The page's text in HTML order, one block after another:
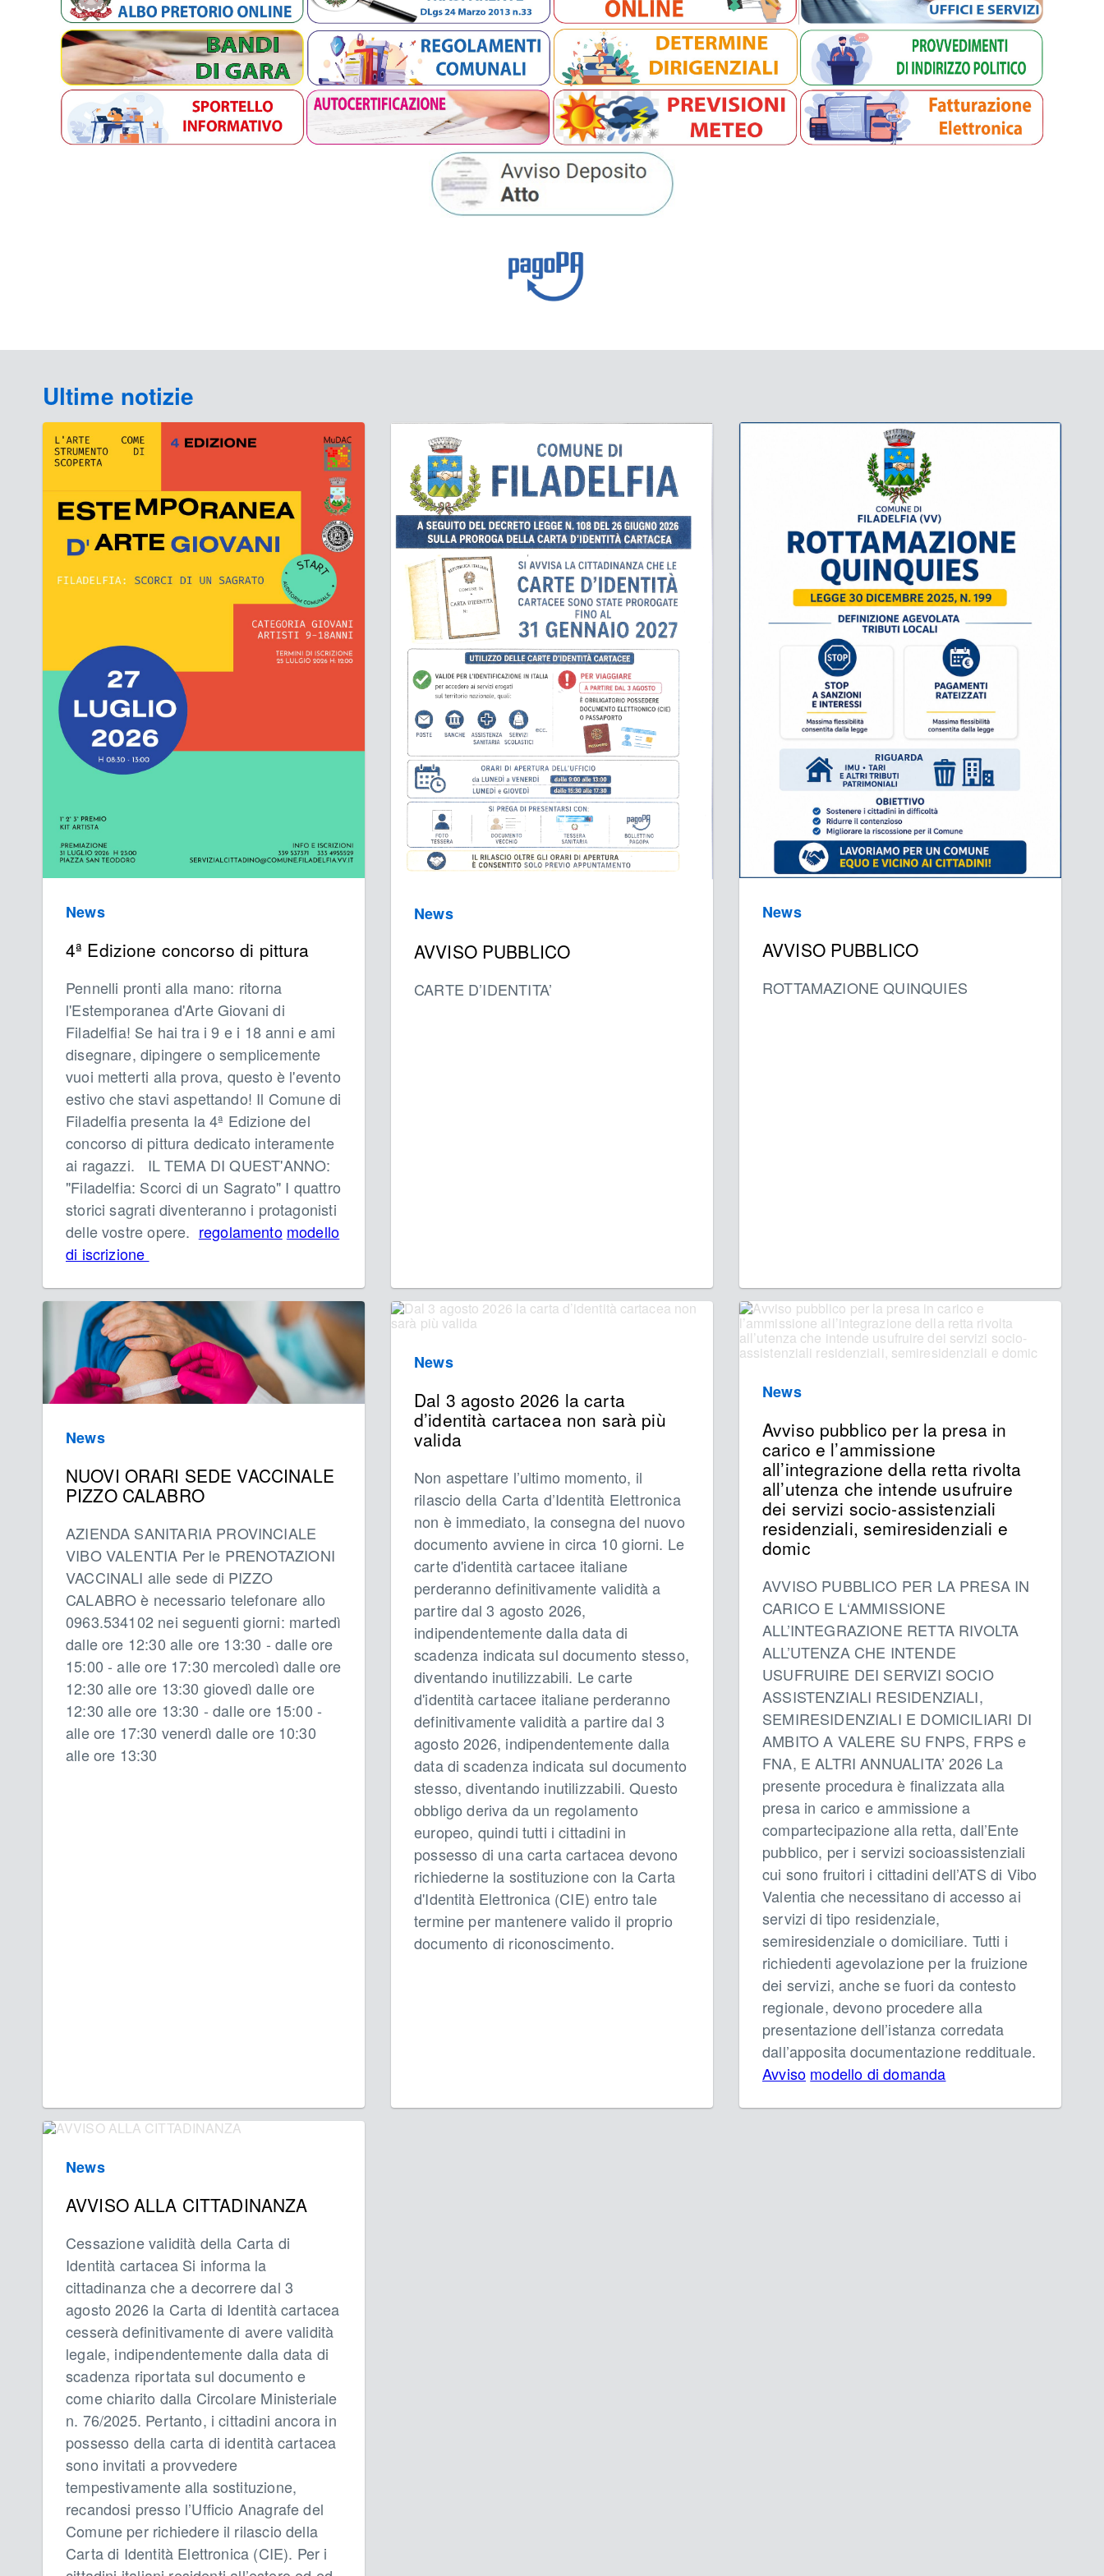
Ultime notizie
News
4ª Edizione concorso di pittura
Pennelli pronti alla mano: ritorna
l'Estemporanea d'Arte Giovani di
Filadelfia! Se hai tra i 9 e i 18 anni e ami
disegnare, dipingere o semplicemente
vuoi metterti alla prova, questo è l'evento
estivo che stavi aspettando! Il Comune di
Filadelfia presenta la 4ª Edizione del
concorso di pittura dedicato interamente
ai ragazzi. IL TEMA DI QUEST'ANNO:
"Filadelfia: Scorci di un Sagrato" I quattro
storici sagrati diventeranno i protagonisti
delle vostre opere. regolamento modello
di iscrizione
News
AVVISO PUBBLICO
CARTE D’IDENTITA’
News
AVVISO PUBBLICO
ROTTAMAZIONE QUINQUIES
News
NUOVI ORARI SEDE VACCINALE
PIZZO CALABRO
AZIENDA SANITARIA PROVINCIALE
VIBO VALENTIA Per le PRENOTAZIONI
VACCINALI alle sede di PIZZO
CALABRO è necessario telefonare allo
0963.534102 nei seguenti giorni: martedì
dalle ore 12:30 alle ore 13:30 - dalle ore
15:00 - alle ore 17:30 mercoledì dalle ore
12:30 alle ore 13:30 giovedì dalle ore
12:30 alle ore 13:30 - dalle ore 15:00 -
alle ore 17:30 venerdì dalle ore 10:30
alle ore 13:30
News
Dal 3 agosto 2026 la carta
d’identità cartacea non sarà più
valida
Non aspettare l’ultimo momento, il
rilascio della Carta d’Identità Elettronica
non è immediato, la consegna del nuovo
documento avviene in circa 10 giorni. Le
carte d'identità cartacee italiane
perderanno definitivamente validità a
partire dal 3 agosto 2026,
indipendentemente dalla data di
scadenza indicata sul documento stesso,
diventando inutilizzabili. Le carte
d'identità cartacee italiane perderanno
definitivamente validità a partire dal 3
agosto 2026, indipendentemente dalla
data di scadenza indicata sul documento
stesso, diventando inutilizzabili. Questo
obbligo deriva da un regolamento
europeo, quindi tutti i cittadini in
possesso di una carta cartacea devono
richiederne la sostituzione con la Carta
d'Identità Elettronica (CIE) entro tale
termine per mantenere valido il proprio
documento di riconoscimento.
News
Avviso pubblico per la presa in
carico e l’ammissione
all’integrazione della retta rivolta
all’utenza che intende usufruire
dei servizi socio-assistenziali
residenziali, semiresidenziali e
domic
AVVISO PUBBLICO PER LA PRESA IN
CARICO E L‘AMMISSIONE
ALL’INTEGRAZIONE RETTA RIVOLTA
ALL’UTENZA CHE INTENDE
USUFRUIRE DEI SERVIZI SOCIO
ASSISTENZIALI RESIDENZIALI,
SEMIRESIDENZIALI E DOMICILIARI DI
AMBITO A VALERE SU FNPS, FRPS e
FNA, E ALTRI ANNUALITA’ 2026 La
presente procedura è finalizzata alla
presa in carico e ammissione a
compartecipazione alla retta, dall’Ente
pubblico, per i servizi socioassistenziali
cui sono fruitori i cittadini dell’ATS di Vibo
Valentia che necessitano di accesso ai
servizi di tipo residenziale,
semiresidenziale o domiciliare. Tutti i
richiedenti agevolazione per la fruizione
dei servizi, anche se fuori da contesto
regionale, devono procedere alla
presentazione dell’istanza corredata
dall’apposita documentazione reddituale.
Avviso modello di domanda
News
AVVISO ALLA CITTADINANZA
Cessazione validità della Carta di
Identità cartacea Si informa la
cittadinanza che a decorrere dal 3
agosto 2026 la Carta di Identità cartacea
cesserà definitivamente di avere validità
legale, indipendentemente dalla data di
scadenza riportata sul documento e
come chiarito dalla Circolare Ministeriale
n. 76/2025. Pertanto, i cittadini ancora in
possesso della carta di identità cartacea
sono invitati a provvedere
tempestivamente alla sostituzione,
recandosi presso l’Ufficio Anagrafe del
Comune per richiedere il rilascio della
Carta di Identità Elettronica (CIE). Per i